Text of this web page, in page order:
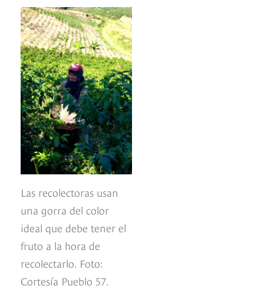
Las recolectoras usan
una gorra del color
ideal que debe tener el
fruto a la hora de
recolectarlo. Foto:
Cortesía Pueblo 57.